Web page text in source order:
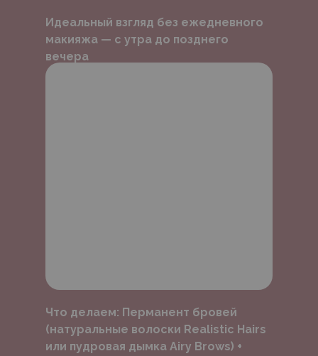
Идеальный взгляд без ежедневного
макияжа — с утра до позднего
вечера
Что делаем: Перманент бровей
(натуральные волоски Realistic Hairs
или пудровая дымка Airy Brows) +